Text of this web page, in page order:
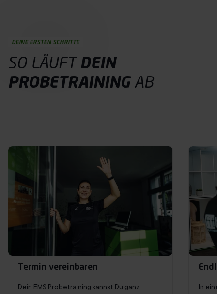
DEINE ERSTEN SCHRITTE
SO LÄUFT DEIN
PROBETRAINING AB
Termin vereinbaren
Dein EMS Probetraining kannst Du ganz
In